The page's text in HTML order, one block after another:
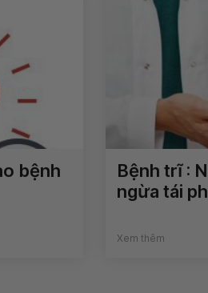
bệnh
Bệnh trĩ :
ngừa tái
Xem thêm